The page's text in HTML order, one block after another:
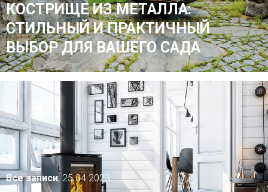
КОСТРИЩЕ ИЗ МЕТАЛЛА:
СТИЛЬНЫЙ И ПРАКТИЧНЫЙ
ВЫБОР ДЛЯ ВАШЕГО САДА
Все записи, 25.04.2023